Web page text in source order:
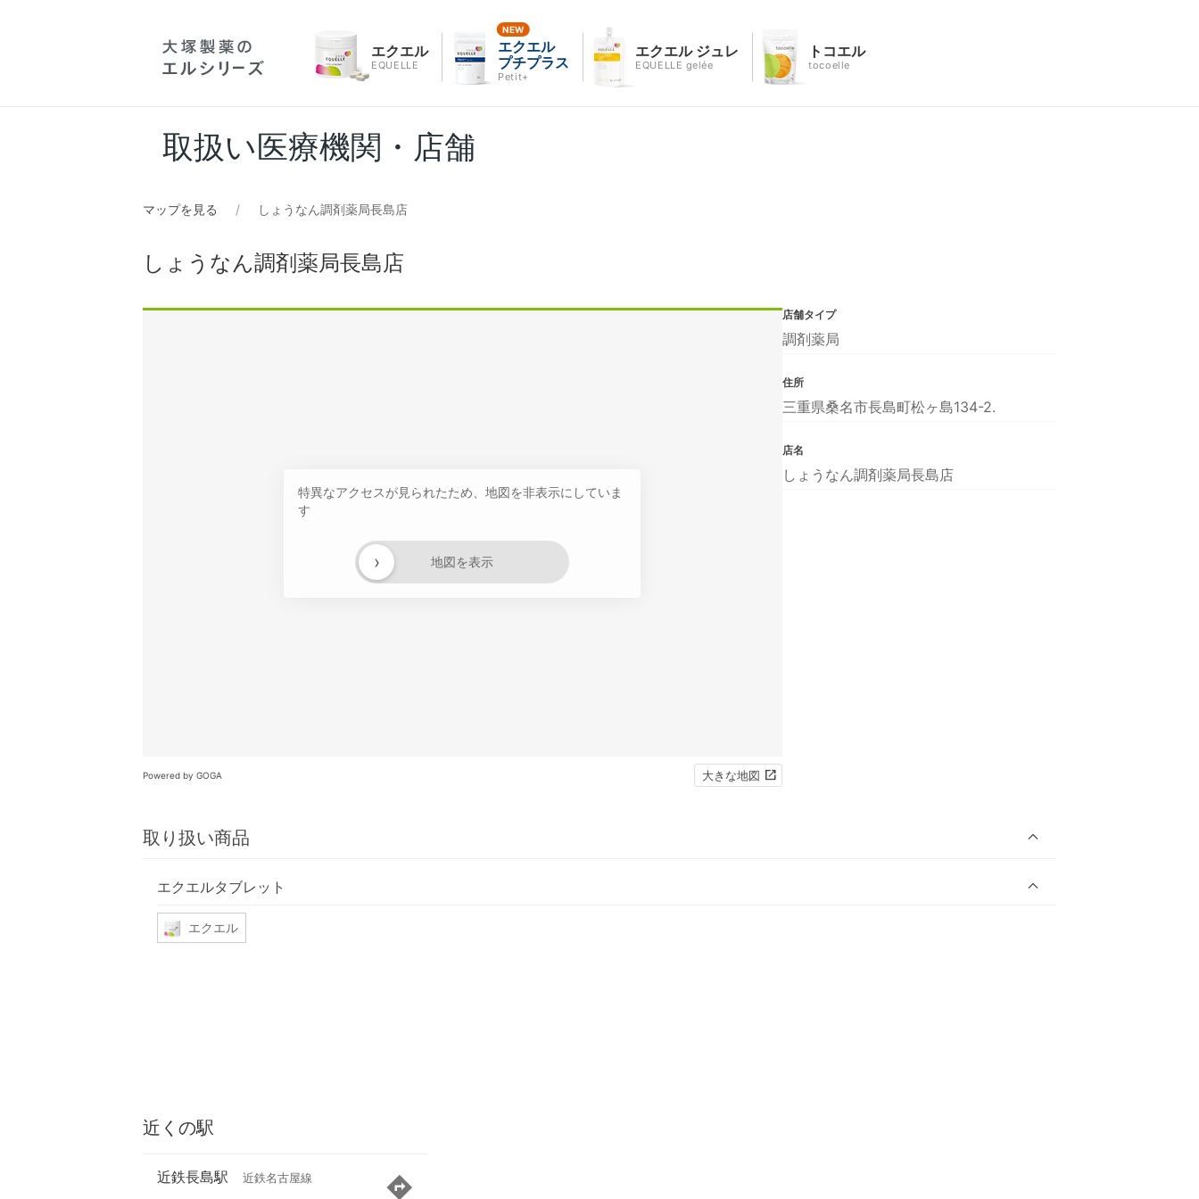
エクエル
EQUELLE
エクエル
プチプラス
Petit+
エクエル ジュレ
EQUELLE gelée
トコエル
tocoelle
取扱い医療機関・店舗
マップを見る しょうなん調剤薬局長島店
しょうなん調剤薬局長島店
特異なアクセスが見られたため、地図を非表示にしていま
す
地図を表示
›
Powered by GOGA 大きな地図
取り扱い商品
エクエルタブレット
エクエル
店舗タイプ
調剤薬局
住所
三重県桑名市長島町松ヶ島134-2.
店名
しょうなん調剤薬局長島店
近くの駅
近鉄長島駅 近鉄名古屋線